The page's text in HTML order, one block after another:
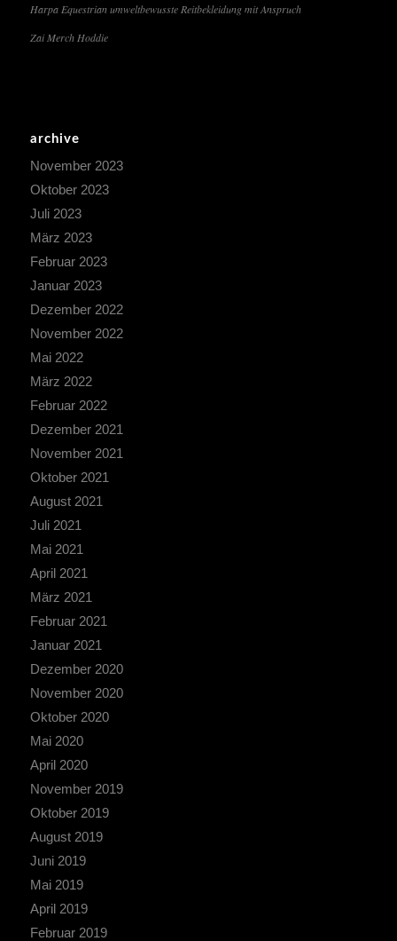
Harpa Equestrian umweltbewusste Reitbekleidung mit Anspruch
Zai Merch Hoddie
archive
November 2023
Oktober 2023
Juli 2023
März 2023
Februar 2023
Januar 2023
Dezember 2022
November 2022
Mai 2022
März 2022
Februar 2022
Dezember 2021
November 2021
Oktober 2021
August 2021
Juli 2021
Mai 2021
April 2021
März 2021
Februar 2021
Januar 2021
Dezember 2020
November 2020
Oktober 2020
Mai 2020
April 2020
November 2019
Oktober 2019
August 2019
Juni 2019
Mai 2019
April 2019
Februar 2019